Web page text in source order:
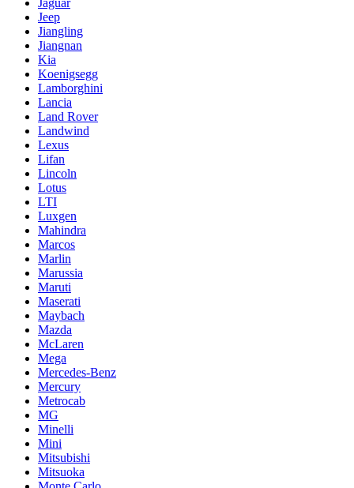
Jaguar
Jeep
Jiangling
Jiangnan
Kia
Koenigsegg
Lamborghini
Lancia
Land Rover
Landwind
Lexus
Lifan
Lincoln
Lotus
LTI
Luxgen
Mahindra
Marcos
Marlin
Marussia
Maruti
Maserati
Maybach
Mazda
McLaren
Mega
Mercedes-Benz
Mercury
Metrocab
MG
Minelli
Mini
Mitsubishi
Mitsuoka